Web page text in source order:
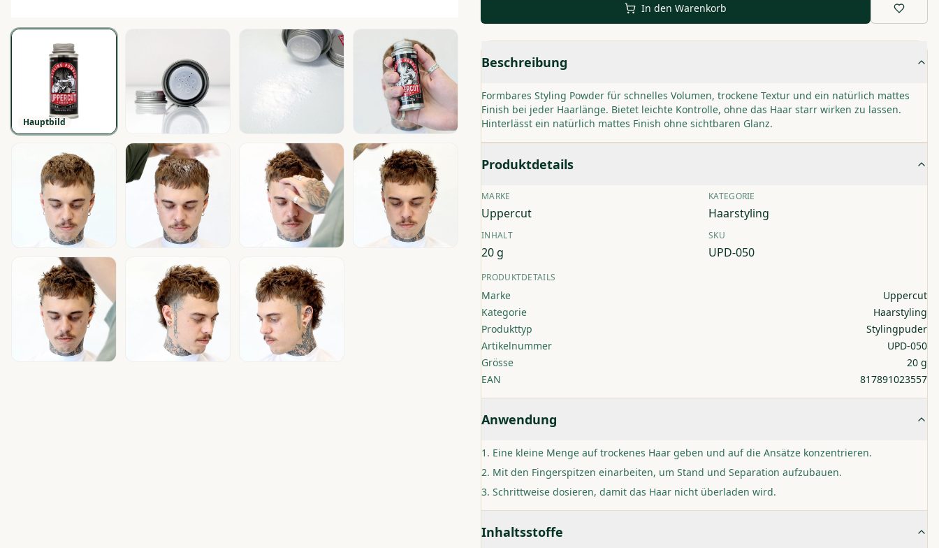
Hauptbild
In den Warenkorb
Beschreibung
Formbares Styling Powder für schnelles Volumen, trockene Textur und ein natürlich mattes
Finish bei jeder Haarlänge. Bietet leichte Kontrolle, ohne das Haar starr wirken zu lassen.
Hinterlässt ein natürlich mattes Finish ohne sichtbaren Glanz.
Produktdetails
MARKE
Uppercut
KATEGORIE
Haarstyling
INHALT
20 g
SKU
UPD-050
PRODUKTDETAILS
Marke
Uppercut
Kategorie
Haarstyling
Produkttyp
Stylingpuder
Artikelnummer
UPD-050
Grösse
20 g
EAN
817891023557
Anwendung
Eine kleine Menge auf trockenes Haar geben und auf die Ansätze konzentrieren.
Mit den Fingerspitzen einarbeiten, um Stand und Separation aufzubauen.
Schrittweise dosieren, damit das Haar nicht überladen wird.
Inhaltsstoffe